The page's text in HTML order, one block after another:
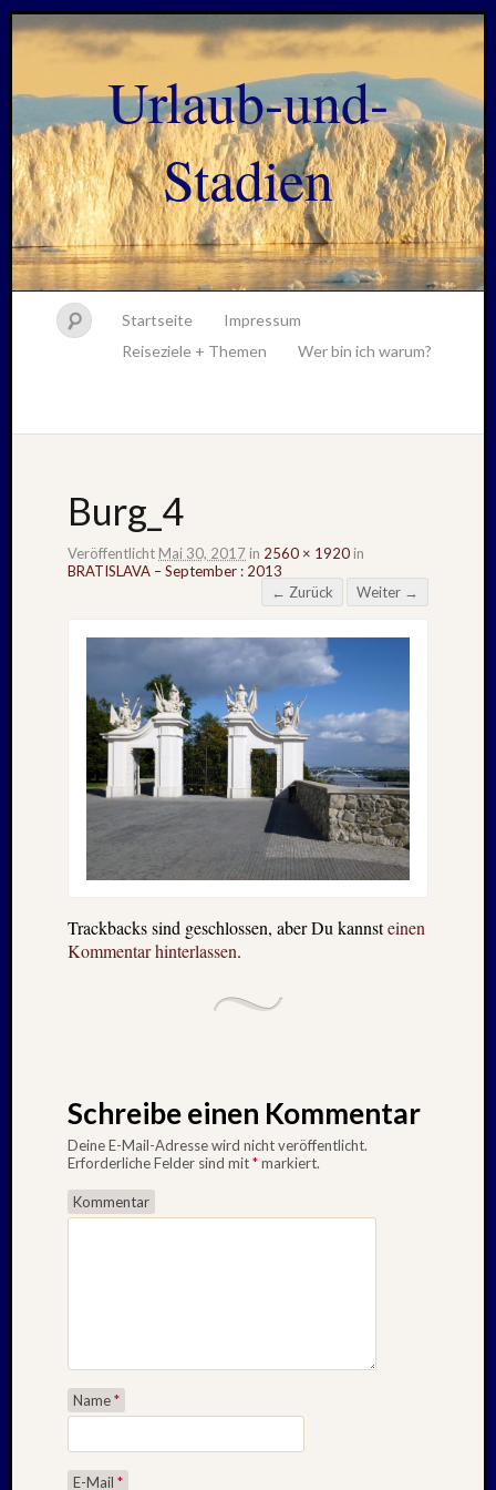
Urlaub-und-
Stadien
Startseite
Impressum
Reiseziele + Themen
Wer bin ich warum?
Burg_4
Veröffentlicht Mai 30, 2017 in 2560 × 1920 in
BRATISLAVA – September : 2013
← Zurück
Weiter →
Trackbacks sind geschlossen, aber Du kannsteinen
Kommentar hinterlassen.
Schreibe einen Kommentar
Deine E-Mail-Adresse wird nicht veröffentlicht.
Erforderliche Felder sind mit*markiert.
Kommentar
Name*
E-Mail *